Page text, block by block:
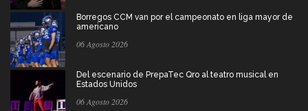
Borregos CCM van por el campeonato en liga mayor de
americano
06 Agosto 2026
Del escenario de PrepaTec Qro al teatro musical en
Estados Unidos
06 Agosto 2026